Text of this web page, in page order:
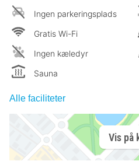
Ingen parkeringsplads
Gratis Wi-Fi
Ingen kæledyr
Sauna
Alle faciliteter
Vis på